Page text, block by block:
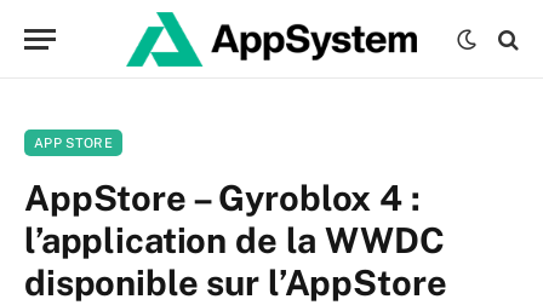
APP STORE
AppStore – Gyroblox 4 :
l’application de la WWDC
disponible sur l’AppStore